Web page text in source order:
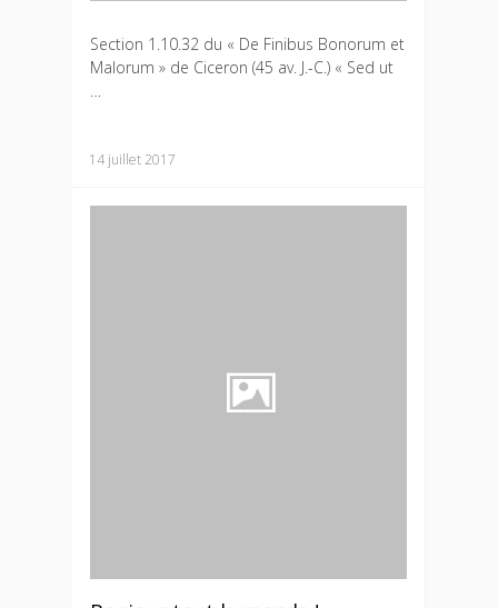
Section 1.10.32 du « De Finibus Bonorum et
Malorum » de Ciceron (45 av. J.-C.) « Sed ut
…
14 juillet 2017